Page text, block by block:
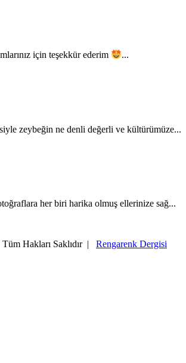
için teşekkür ederim ...
zeybeğin ne denli değerli ve kültürümüze...
her biri harika olmuş ellerinize sağ...
Hakları Saklıdır | Rengarenk Dergisi